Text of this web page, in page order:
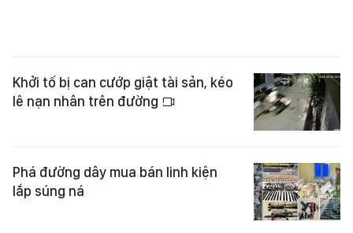
lê nạn nhân trên đường
lắp súng ná